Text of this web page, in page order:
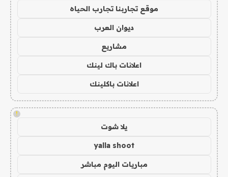
موقع تجاربنا تجارب الحياه
ديوان العرب
مشاريع
اعلانات باك لينك
اعلانات باكلينك
!
يلا شوت
yalla shoot
مباريات اليوم مباشر